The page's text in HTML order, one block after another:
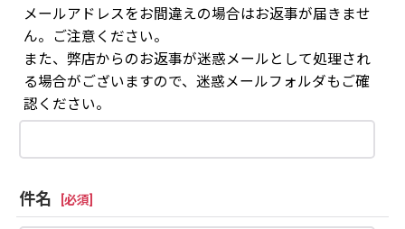
メールアドレスをお間違えの場合はお返事が届きませ
ん。ご注意ください。
また、弊店からのお返事が迷惑メールとして処理され
る場合がございますので、迷惑メールフォルダもご確
認ください。
件名 必須